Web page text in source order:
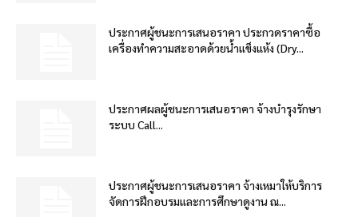
ประกาศผู้ชนะการเสนอราคา ประกวดราคาซื้อ
เครื่องทำความสะอาดด้วยน้ำแข็งแห้ง (Dry...
ประกาศผลผู้ชนะการเสนอราคา จ้างบำรุงรักษา
ระบบ Call...
ประกาศผู้ชนะการเสนอราคา จ้างเหมาให้บริการ
จัดการฝึกอบรมและการศึกษาดูงาน ณ...